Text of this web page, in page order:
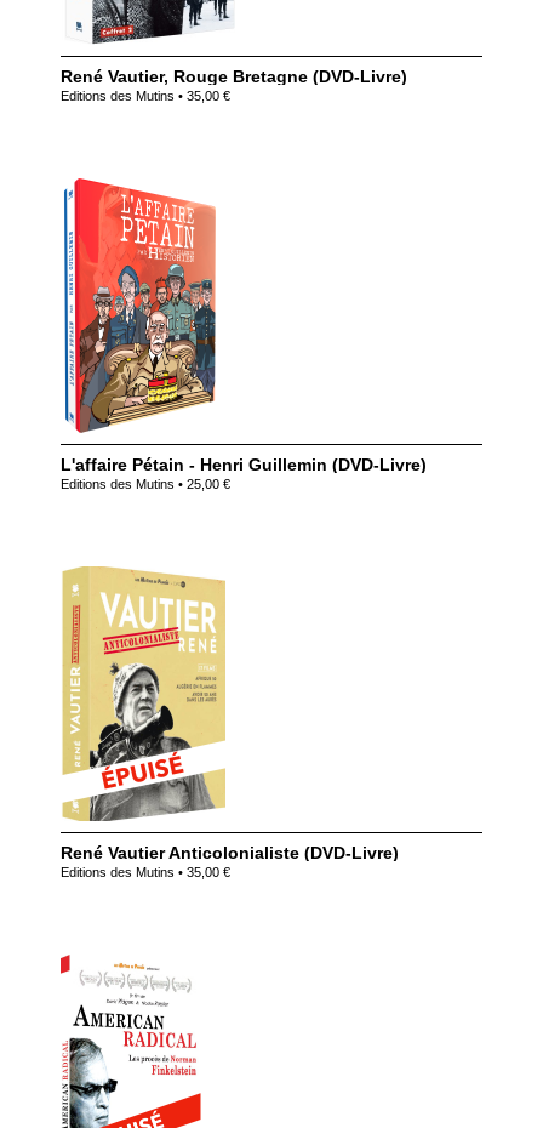
René Vautier, Rouge Bretagne (DVD-Livre)
Editions des Mutins • 35,00 €
L'affaire Pétain - Henri Guillemin (DVD-Livre)
Editions des Mutins • 25,00 €
René Vautier Anticolonialiste (DVD-Livre)
Editions des Mutins • 35,00 €